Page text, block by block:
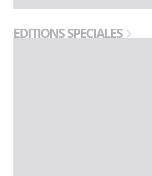
EDITIONS SPECIALES